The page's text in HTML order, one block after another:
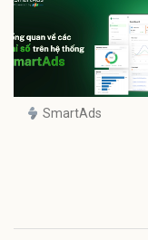
SmartAds